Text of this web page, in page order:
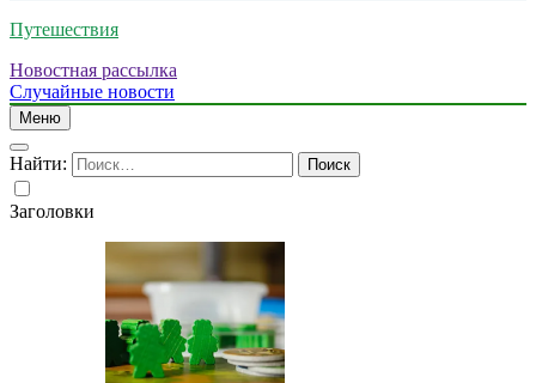
Путешествия
Новостная рассылка
Случайные новости
Меню
Найти:
Заголовки